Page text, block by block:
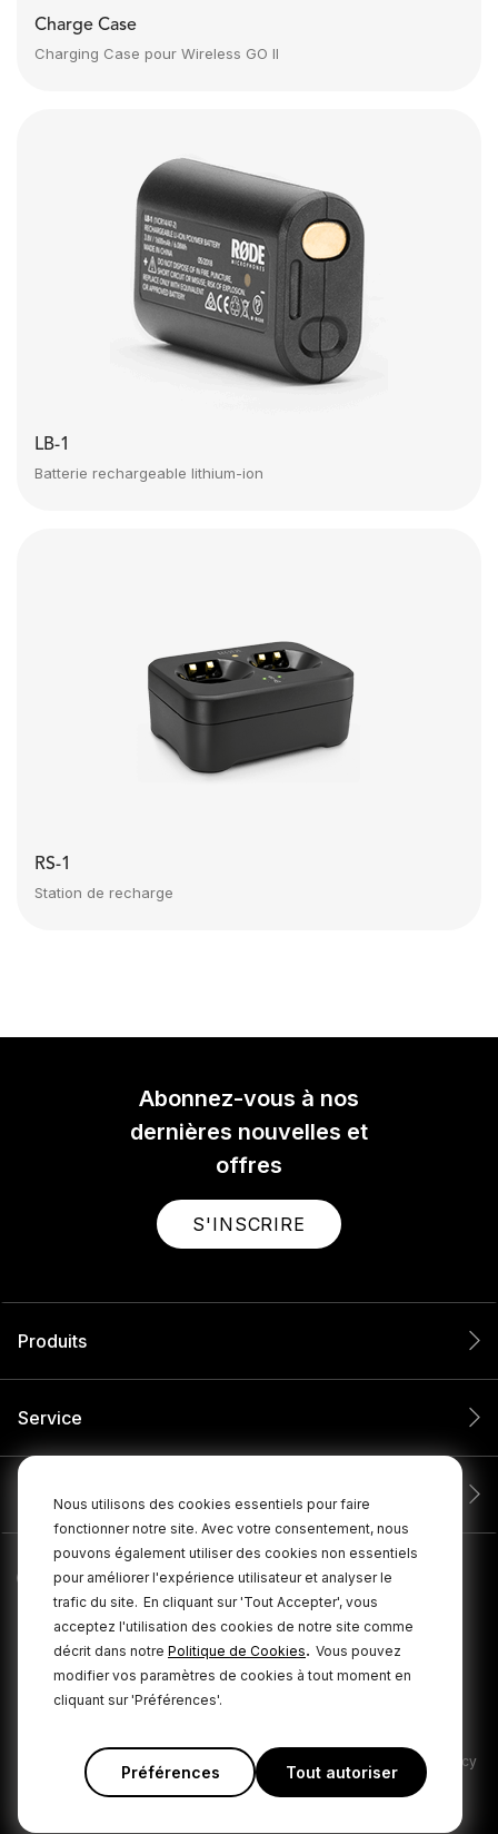
Nous utilisons des cookies essentiels pour faire
fonctionner notre site. Avec votre consentement, nous
pouvons également utiliser des cookies non essentiels
pour améliorer l'expérience utilisateur et analyser le
trafic du site. En cliquant sur 'Tout Accepter', vous
acceptez l'utilisation des cookies de notre site comme
décrit dans notre Politique de Cookies. Vous pouvez
modifier vos paramètres de cookies à tout moment en
cliquant sur 'Préférences'.
Préférences Tout autoriser
Charge Case
Charging Case pour Wireless GO II
LB-1
Batterie rechargeable lithium-ion
RS-1
Station de recharge
Abonnez-vous à nos
dernières nouvelles et
offres
S'INSCRIRE
Produits
Service
Entreprise
Politique de confidentialité Conditions générales Cookie Policy